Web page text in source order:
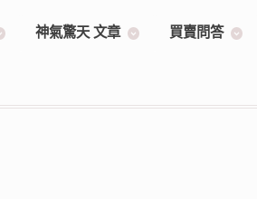
神氣驚天 文章 買賣問答